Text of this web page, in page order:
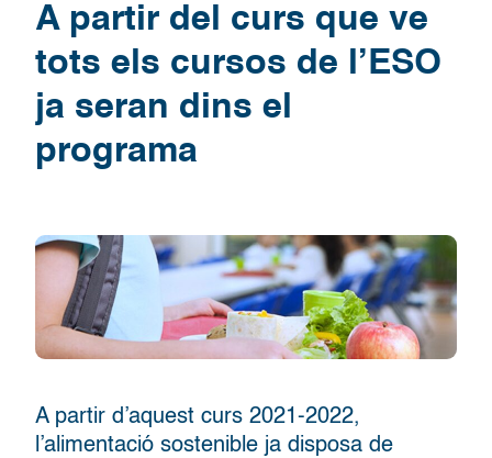
A partir del curs que ve
tots els cursos de l’ESO
ja seran dins el
programa
A partir d’aquest curs 2021-2022,
l’alimentació sostenible ja disposa de